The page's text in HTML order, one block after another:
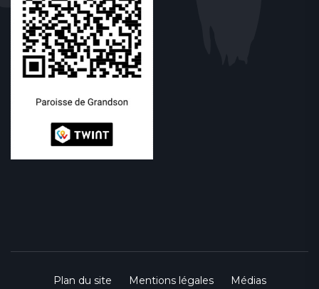
Plan du site Mentions légales
Médias